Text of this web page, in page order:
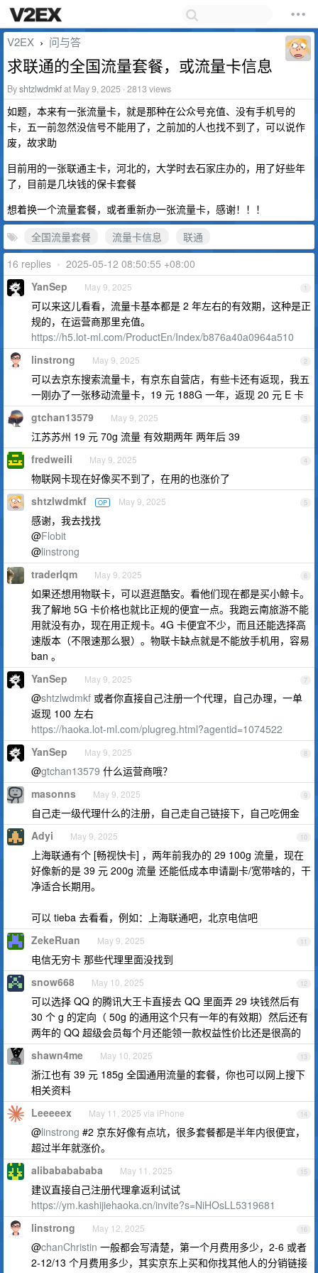
V2EX › 问与答
求联通的全国流量套餐，或流量卡信息
Byshtzlwdmkfat May 9, 2025 · 2813 views
如题，本来有一张流量卡，就是那种在公众号充值、没有手机号的
卡，五一前忽然没信号不能用了，之前加的人也找不到了，可以说作
废，故求助
目前用的一张联通主卡，河北的，大学时去石家庄办的，用了好些年
了，目前是几块钱的保卡套餐
想着换一个流量套餐，或者重新办一张流量卡，感谢！！！
全国流量套餐
流量卡信息
联通
16 replies • 2025-05-12 08:50:55 +08:00
1
YanSep May 9, 2025
可以来这儿看看，流量卡基本都是 2 年左右的有效期，这种是正
规的，在运营商那里充值。
https://h5.lot-ml.com/ProductEn/Index/b876a40a0964a510
2
linstrong May 9, 2025
可以去京东搜索流量卡，有京东自营店，有些卡还有返现，我五
一刚办了一张移动流量卡，19 元 188G 一年，返现 20 元 E 卡
3
gtchan13579 May 9, 2025
江苏苏州 19 元 70g 流量 有效期两年 两年后 39
4
fredweili May 9, 2025
物联网卡现在好像买不到了，在用的也涨价了
5
shtzlwdmkf OP May 9, 2025
感谢，我去找找
@Flobit
@linstrong
6
traderlqm May 9, 2025
如果还想用物联卡，可以逛逛酷安。看他们现在都是买小鲸卡。
我了解地 5G 卡价格也就比正规的便宜一点。我跑云南旅游不能
用就没有办，现在用正规卡。4G 卡便宜不少，而且还能选择高
速版本（不限速那么狠）。物联卡缺点就是不能放手机用，容易
ban 。
7
YanSep May 9, 2025
@shtzlwdmkf 或者你直接自己注册一个代理，自己办理，一单
返现 100 左右
https://haoka.lot-ml.com/plugreg.html?agentid=1074522
8
YanSep May 9, 2025
@gtchan13579 什么运营商哦？
9
masonns May 9, 2025
自己走一级代理什么的注册，自己走自己链接下，自己吃佣金
10
Adyi May 9, 2025
上海联通有个 [畅视快卡] ，两年前我办的 29 100g 流量，现在
好像新的是 39 元 200g 流量 还能低成本申请副卡/宽带啥的，干
净适合长期用。
可以 tieba 去看看，例如：上海联通吧，北京电信吧
11
ZekeRuan May 9, 2025
电信无穷卡 那些代理里面没找到
12
snow668 May 10, 2025
可以选择 QQ 的腾讯大王卡直接去 QQ 里面弄 29 块钱然后有
30 个 g 的定向（ 50g 的通用这个只有一年的有效期）然后还有
两年的 QQ 超级会员每个月还能领一款权益性价比还是很高的
13
shawn4me May 10, 2025
浙江也有 39 元 185g 全国通用流量的套餐，你也可以网上搜下
相关资料
14
Leeeeex May 11, 2025 via iPhone
@linstrong #2 京东好像有点坑，很多套餐都是半年内很便宜，
超过半年就涨价。
15
alibababababa May 11, 2025
建议直接自己注册代理拿返利试试
https://ym.kashijiehaoka.cn/invite?s=NiHOsLL5319681
16
linstrong May 12, 2025
@chanChristin 一般都会写清楚，第一个月费用多少，2-6 或者
2-12/13 个月费用多少，其实京东上买和你找其他人的分销链接